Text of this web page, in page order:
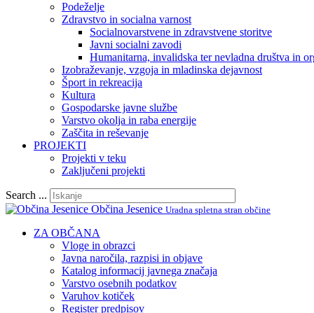
Podeželje
Zdravstvo in socialna varnost
Socialnovarstvene in zdravstvene storitve
Javni socialni zavodi
Humanitarna, invalidska ter nevladna društva in
Izobraževanje, vzgoja in mladinska dejavnost
Šport in rekreacija
Kultura
Gospodarske javne službe
Varstvo okolja in raba energije
Zaščita in reševanje
PROJEKTI
Projekti v teku
Zaključeni projekti
Search ...
Občina Jesenice Uradna spletna stran občine
ZA OBČANA
Vloge in obrazci
Javna naročila, razpisi in objave
Katalog informacij javnega značaja
Varstvo osebnih podatkov
Varuhov kotiček
Register predpisov